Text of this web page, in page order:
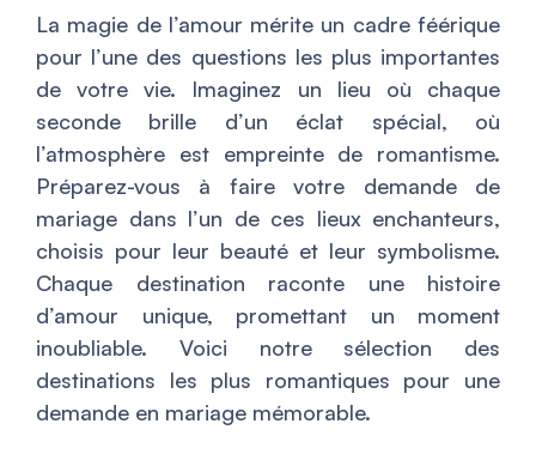
La magie de l’amour mérite un cadre féérique
pour l’une des questions les plus importantes
de votre vie. Imaginez un lieu où chaque
seconde brille d’un éclat spécial, où
l’atmosphère est empreinte de romantisme.
Préparez-vous à faire votre demande de
mariage dans l’un de ces lieux enchanteurs,
choisis pour leur beauté et leur symbolisme.
Chaque destination raconte une histoire
d’amour unique, promettant un moment
inoubliable. Voici notre sélection des
destinations les plus romantiques pour une
demande en mariage mémorable.